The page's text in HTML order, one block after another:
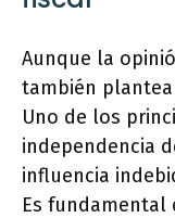
Aunque la
también
Uno de los
independencia
influencia
Es fundamental